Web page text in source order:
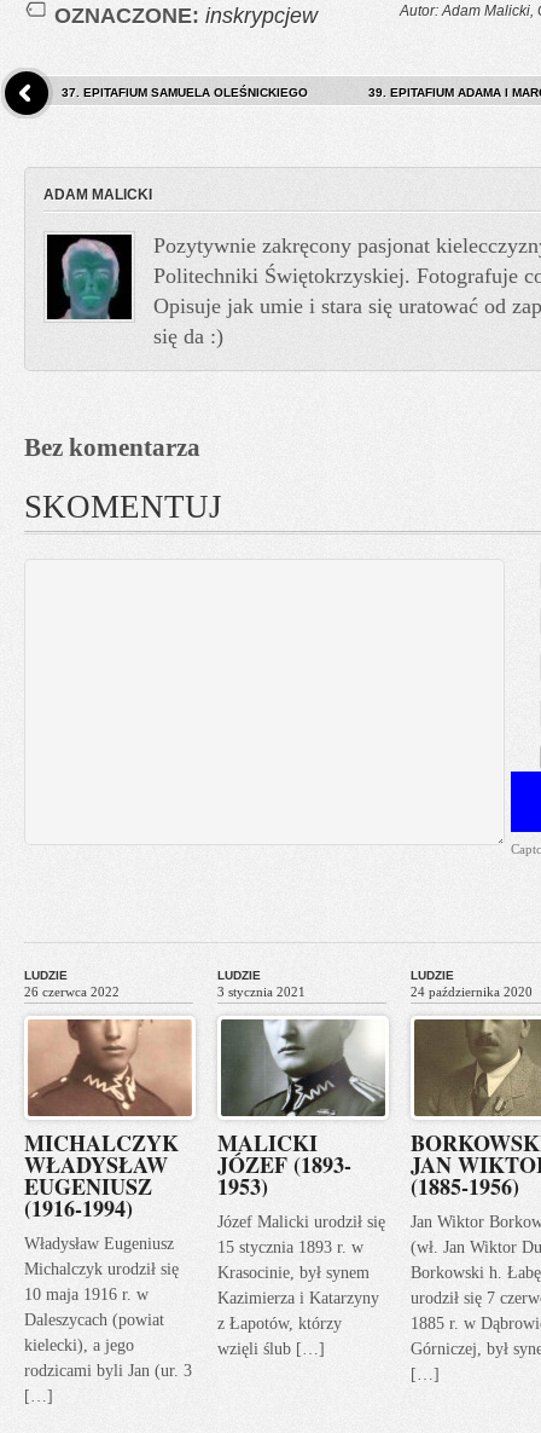
OZNACZONE: inskrypcjew Autor: Adam Malicki,
37. EPITAFIUM SAMUELA OLEŚNICKIEGO 39. EPITAFIUM ADAMA I
ADAM MALICKI
Pozytywnie zakręcony pasjonat
Politechniki Świętokrzyskiej. Fotografuje
Opisuje jak umie i stara się uratować od
się da :)
Bez komentarza
SKOMENTUJ
LUDZIE
26 czerwca 2022
MICHALCZYK
WŁADYSŁAW
EUGENIUSZ
(1916-1994)
Władysław Eugeniusz
Michalczyk urodził się
10 maja 1916 r. w
Daleszycach (powiat
kielecki), a jego
rodzicami byli Jan (ur. 3
[…]
LUDZIE
3 stycznia 2021
MALICKI
JÓZEF (1893-
1953)
Józef Malicki urodził się
15 stycznia 1893 r. w
Krasocinie, był synem
Kazimierza i Katarzyny
z Łapotów, którzy
wzięli ślub […]
LUDZIE
24 października 2020
JAN
(1885-1956)
Jan Wiktor
(wł. Jan Wiktor
Borkowski h.
urodził się 7
1885 r. w
Górniczej, był
[…]